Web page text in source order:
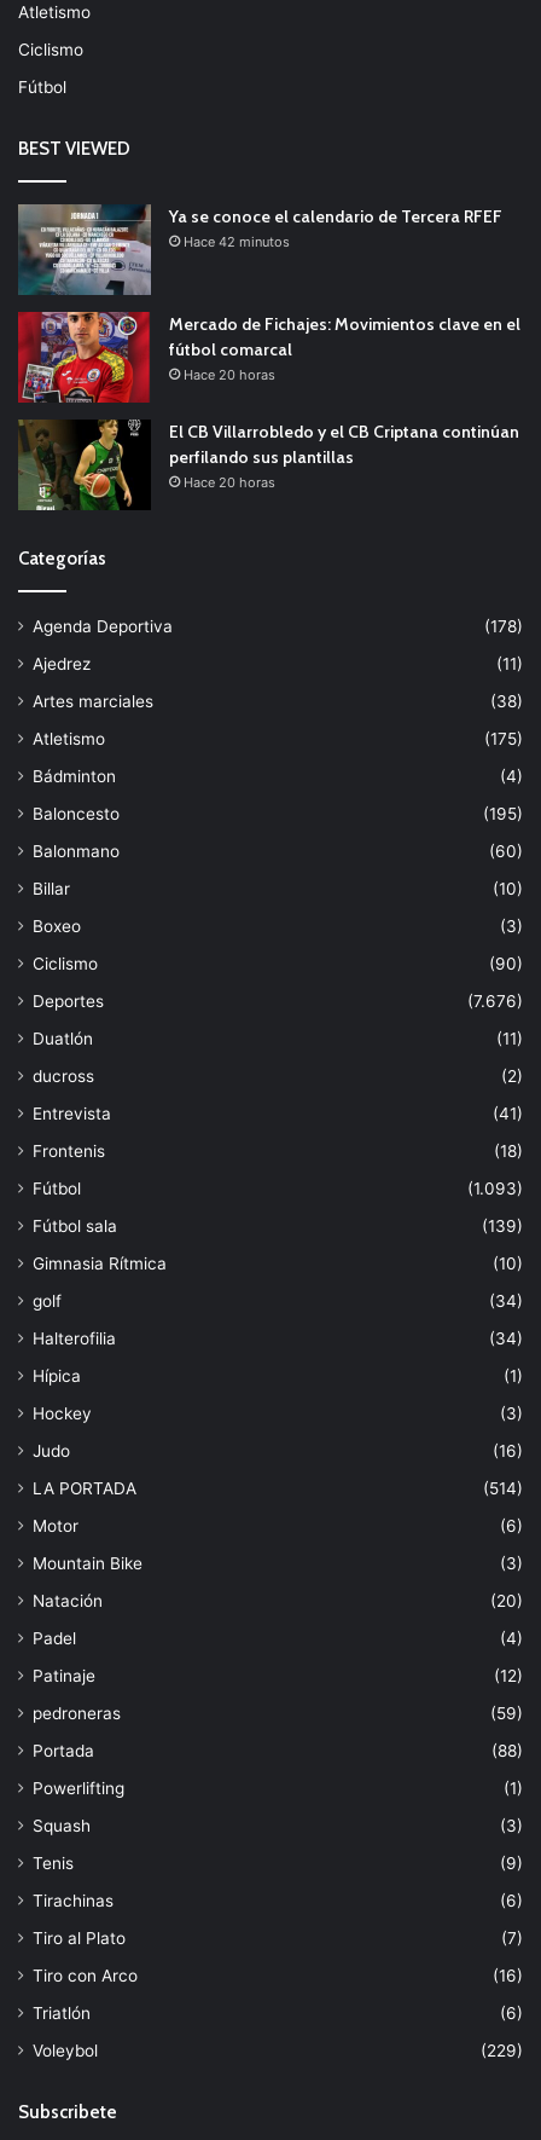
Atletismo
Ciclismo
Fútbol
BEST VIEWED
Ya se conoce el calendario de Tercera RFEF
Hace 42 minutos
Mercado de Fichajes: Movimientos clave en el
fútbol comarcal
Hace 20 horas
El CB Villarrobledo y el CB Criptana continúan
perfilando sus plantillas
Hace 20 horas
Categorías
Agenda Deportiva
(178)
Ajedrez
(11)
Artes marciales
(38)
Atletismo
(175)
Bádminton
(4)
Baloncesto
(195)
Balonmano
(60)
Billar
(10)
Boxeo
(3)
Ciclismo
(90)
Deportes
(7.676)
Duatlón
(11)
ducross
(2)
Entrevista
(41)
Frontenis
(18)
Fútbol
(1.093)
Fútbol sala
(139)
Gimnasia Rítmica
(10)
golf
(34)
Halterofilia
(34)
Hípica
(1)
Hockey
(3)
Judo
(16)
LA PORTADA
(514)
Motor
(6)
Mountain Bike
(3)
Natación
(20)
Padel
(4)
Patinaje
(12)
pedroneras
(59)
Portada
(88)
Powerlifting
(1)
Squash
(3)
Tenis
(9)
Tirachinas
(6)
Tiro al Plato
(7)
Tiro con Arco
(16)
Triatlón
(6)
Voleybol
(229)
Subscribete